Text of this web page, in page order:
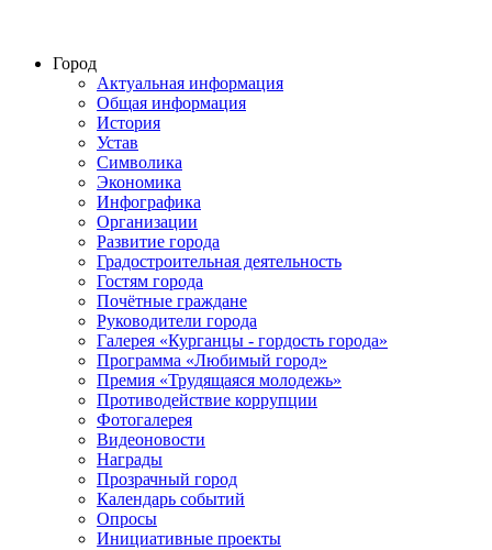
Город
Актуальная информация
Общая информация
История
Устав
Символика
Экономика
Инфографика
Организации
Развитие города
Градостроительная деятельность
Гостям города
Почётные граждане
Руководители города
Галерея «Курганцы - гордость города»
Программа «Любимый город»
Премия «Трудящаяся молодежь»
Противодействие коррупции
Фотогалерея
Видеоновости
Награды
Прозрачный город
Календарь событий
Опросы
Инициативные проекты